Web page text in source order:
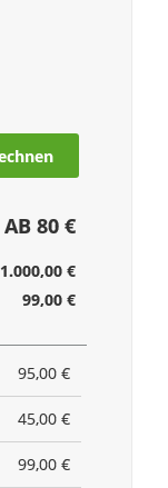
AB 80 €
1.000,00 €
99,00 €
95,00 €
45,00 €
99,00 €